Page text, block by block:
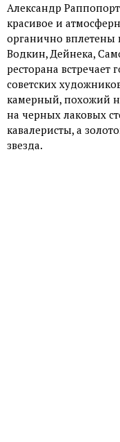
Александр
красивое и
органично вплетены
Водкин, Дейнека,
ресторана встречает
советских
камерный, похожий
на черных лаковых
кавалеристы, а
звезда.